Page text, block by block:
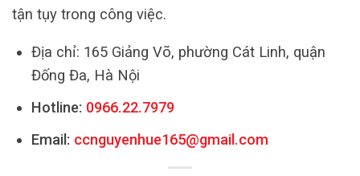
tận tụy trong công việc.
Địa chỉ: 165 Giảng Võ, phường Cát Linh, quận
Đống Đa, Hà Nội
Hotline: 0966.22.7979
Email: ccnguyenhue165@gmail.com